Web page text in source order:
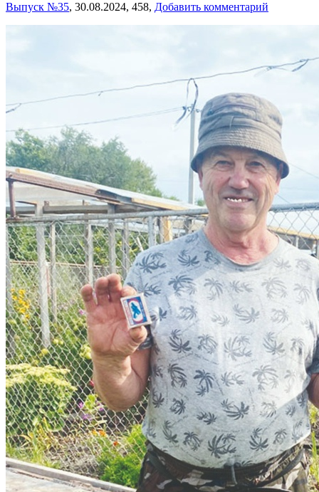
Выпуск №35, 30.08.2024, 458, Добавить комментарий